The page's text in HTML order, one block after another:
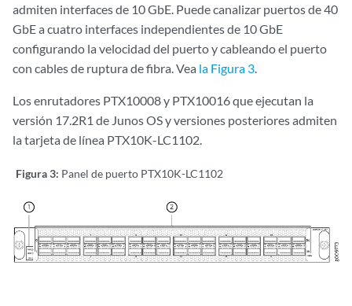
admiten interfaces de 10 GbE. Puede canalizar puertos de 40
GbE a cuatro interfaces independientes de 10 GbE
configurando la velocidad del puerto y cableando el puerto
con cables de ruptura de fibra. Vea la Figura 3
Los enrutadores PTX10008 y PTX10016 que ejecutan la
versión 17.2R1 de Junos OS y versiones posteriores admiten
la tarjeta de línea PTX10K-LC1102.
Figura 3: Panel de puerto PTX10K-LC1102